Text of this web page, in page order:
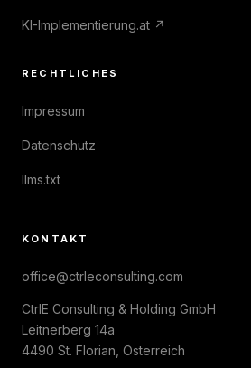
KI-Implementierung.at ↗
RECHTLICHES
Impressum
Datenschutz
llms.txt
KONTAKT
office@ctrleconsulting.com
CtrlE Consulting & Holding GmbH
Leitnerberg 14a
4490 St. Florian, Österreich